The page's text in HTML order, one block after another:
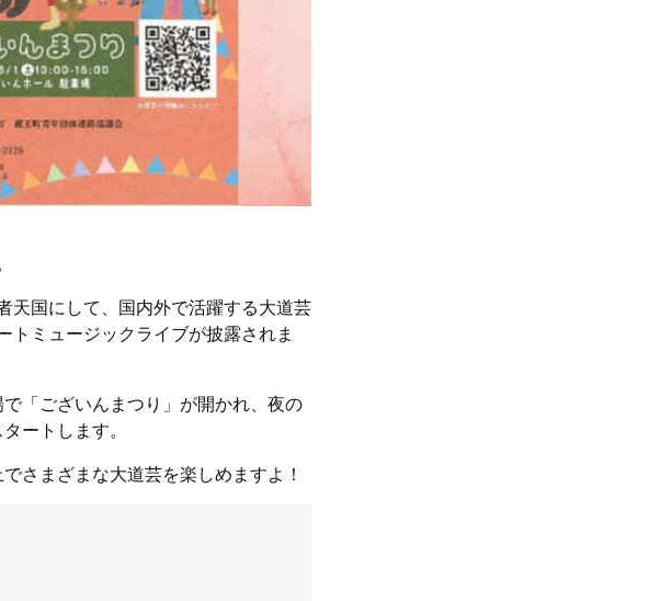
天国にして、国内外で活躍する大道芸
トミュージックライブが披露されま
「ございんまつり」が開かれ、夜の
ートします。
さまざまな大道芸を楽しめますよ！